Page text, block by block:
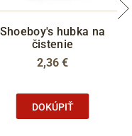
Shoeboy's hubka na
čistenie
2,36 €
DOKÚPIŤ